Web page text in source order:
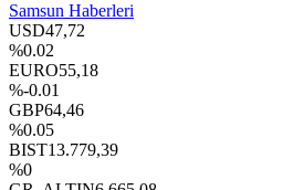
Samsun Haberleri
USD47,72
%0.02
EURO55,18
%-0.01
GBP64,46
%0.05
BIST13.779,39
%0